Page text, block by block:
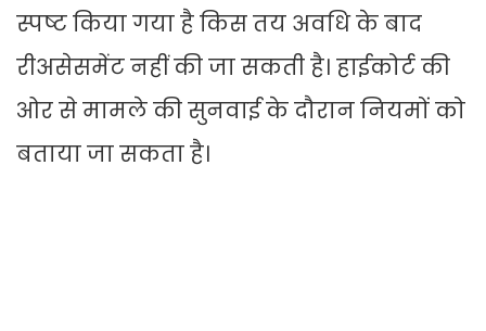
स्पष्ट किया गया है किस तय अवधि के बाद
रीअसेसमेंट नहीं की जा सकती है। हाईकोर्ट की
ओर से मामले की सुनवाई के दौरान नियमों को
बताया जा सकता है।